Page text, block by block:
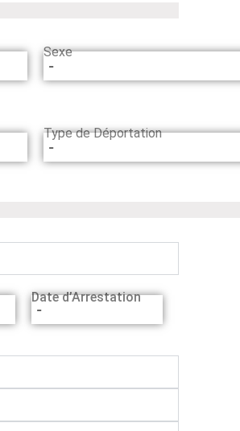
Sexe
-
Type de Déportation
-
Date d’Arrestation
-